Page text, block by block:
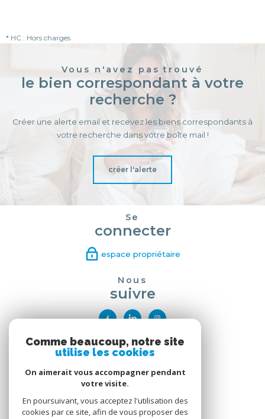
* HC : Hors charges
Vous n'avez pas trouvé
le bien correspondant à votre
recherche ?
Créer une alerte email et recevez les biens correspondants à
votre recherche dans votre boîte mail !
créer l'alerte
Se
connecter
espace propriétaire
Nous
suivre
Nous
adhérons
Comme beaucoup, notre site
utilise les cookies
On aimerait vous accompagner pendant
votre visite.
En poursuivant, vous acceptez l'utilisation des
cookies par ce site, afin de vous proposer des